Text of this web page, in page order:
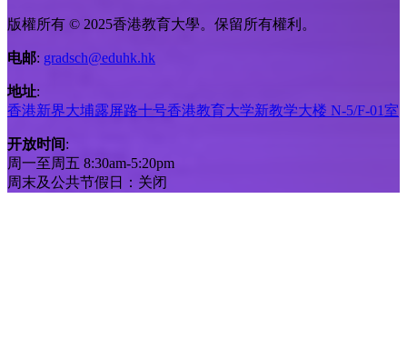
版權所有 © 2025香港教育大學。保留所有權利。
电邮: gradsch@eduhk.hk
地址:
香港新界大埔露屏路十号香港教育大学新教学大楼 N-5/F-01室
开放时间:
周一至周五 8:30am-5:20pm
周末及公共节假日：关闭